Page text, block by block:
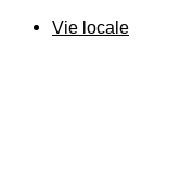
Vie locale